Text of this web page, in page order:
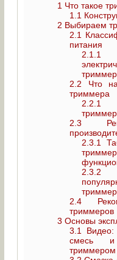
1 Что такое
1.1
2 Выбираем
2.1
питания
2.1.1
2.2 Что
триммера
2.2.1
2.3
2.3.1
2.3.2
2.4
триммеров
3 Основы
3.1
Видео:
смесь и
триммером